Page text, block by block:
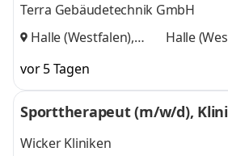
Terra Gebäudetechnik GmbH
Halle (Westfalen),
Halle
vor 5 Tagen
Sporttherapeut (m/w/d),
Wicker Kliniken